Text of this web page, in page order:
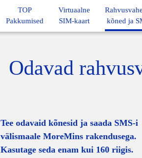
TOP
Pakkumised
Virtuaalne
SIM-kaart
kõned ja
Odavad
Tee odavaid kõnesid ja saada SMS-i
välismaale MoreMins rakendusega.
Kasutage seda enam kui 160 riigis.